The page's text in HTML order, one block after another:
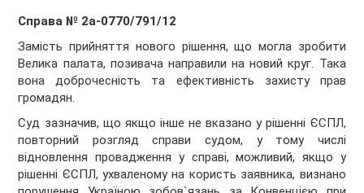
Справа № 2а-0770/791/12
Замість прийняття нового рішення, що могла зробити
Велика палата, позивача направили на новий круг. Така
вона доброчесність та ефективність захисту прав
громадян.
Суд зазначив, що якщо інше не вказано у рішенні ЄСПЛ,
повторний розгляд справи судом, у тому числі
відновлення провадження у справі, можливий, якщо у
рішенні ЄСПЛ, ухваленому на користь заявника, визнано